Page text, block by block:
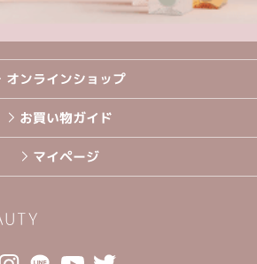
オンラインショップ
お買い物ガイド
マイページ